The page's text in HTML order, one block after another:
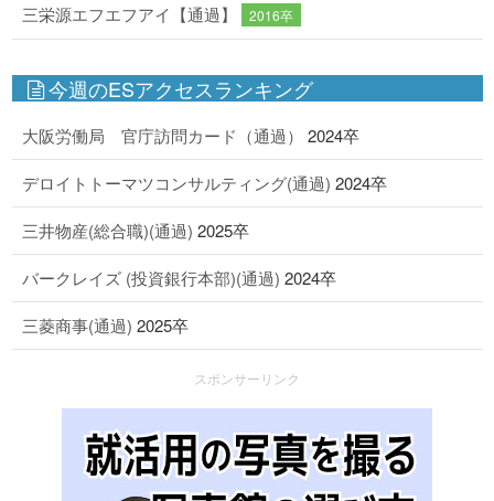
三栄源エフエフアイ【通過】 2016卒
今週のESアクセスランキング
大阪労働局 官庁訪問カード（通過） 2024卒
デロイトトーマツコンサルティング(通過) 2024卒
三井物産(総合職)(通過) 2025卒
バークレイズ (投資銀行本部)(通過) 2024卒
三菱商事(通過) 2025卒
スポンサーリンク